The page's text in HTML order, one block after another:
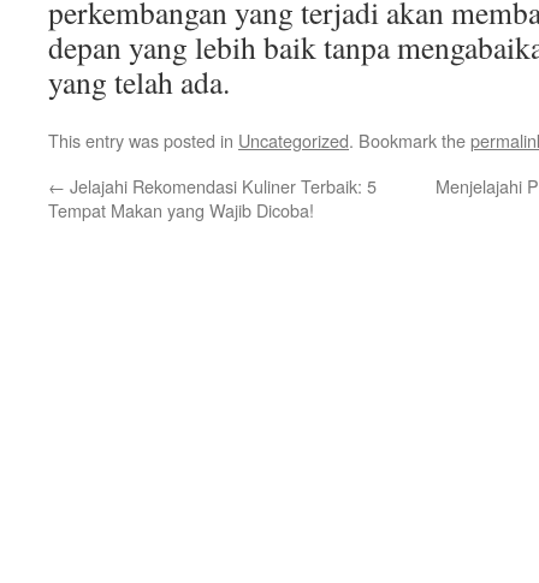
perkembangan yang terjadi akan
depan yang lebih baik tanpa
yang telah ada.
This entry was posted in Uncategorized. Bookmark the
← Jelajahi Rekomendasi Kuliner Terbaik: 5
Tempat Makan yang Wajib Dicoba!
Menjelajahi